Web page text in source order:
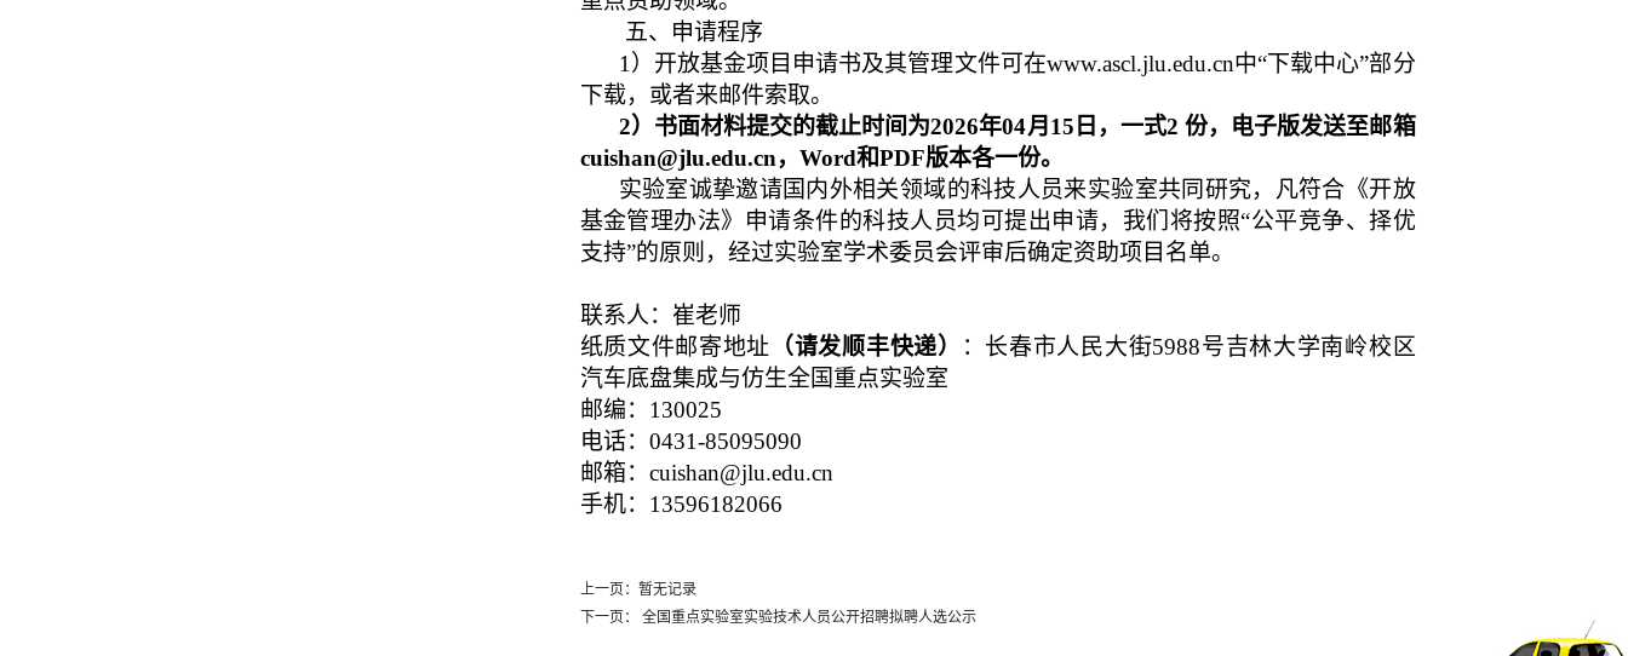
五、申请程序
1 ）开放基金项目申请书及其管理文件可在www.ascl.jlu.edu.cn中“下载中心”部分
下载，或者来邮件索取。
2）书面材料提交的截止时间为2026年04月 15 日，一式2 份，电子版发送至邮箱
cuishan@jlu.edu.cn， Word和PDF版本各一份。
实验室诚挚邀请国内外相关领域的科技人员来实验室共同研究，凡符合《开放
基金管理办法》申请条件的科技人员均可提出申请，我们将按照“公平竞争、择优
支持”的原则，经过实验室学术委员会评审后确定资助项目名单。
联系人：崔老师
纸质文件邮寄地址 （请发顺丰快递） ：长春市人民大街5988号吉林大学南岭校区
汽车底盘集成与仿生全国重点实验室
邮编： 130025
电话： 0431-85095090
邮箱： cuishan@jlu.edu.cn
手机： 13596182066
上一页：暂无记录
下一页： 全国重点实验室实验技术人员公开招聘拟聘人选公示